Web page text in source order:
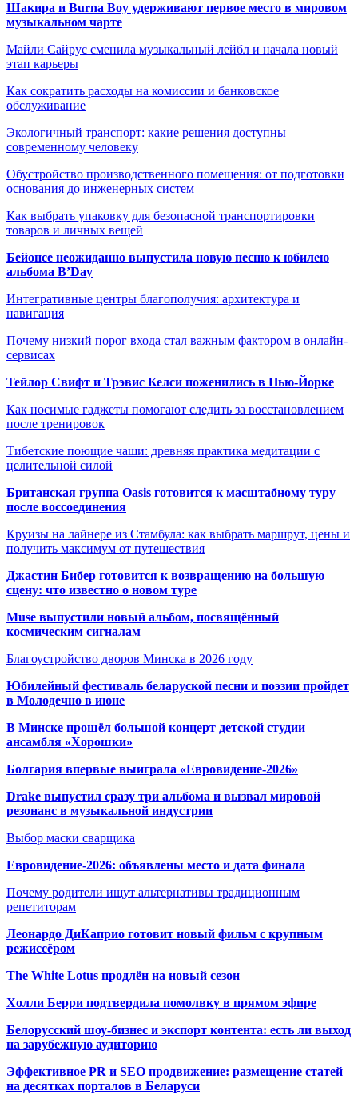
Шакира и Burna Boy удерживают первое место в мировом
музыкальном чарте
Майли Сайрус сменила музыкальный лейбл и начала новый
этап карьеры
Как сократить расходы на комиссии и банковское
обслуживание
Экологичный транспорт: какие решения доступны
современному человеку
Обустройство производственного помещения: от подготовки
основания до инженерных систем
Как выбрать упаковку для безопасной транспортировки
товаров и личных вещей
Бейонсе неожиданно выпустила новую песню к юбилею
альбома B’Day
Интегративные центры благополучия: архитектура и
навигация
Почему низкий порог входа стал важным фактором в онлайн-
сервисах
Тейлор Свифт и Трэвис Келси поженились в Нью-Йорке
Как носимые гаджеты помогают следить за восстановлением
после тренировок
Тибетские поющие чаши: древняя практика медитации с
целительной силой
Британская группа Oasis готовится к масштабному туру
после воссоединения
Круизы на лайнере из Стамбула: как выбрать маршрут, цены и
получить максимум от путешествия
Джастин Бибер готовится к возвращению на большую
сцену: что известно о новом туре
Muse выпустили новый альбом, посвящённый
космическим сигналам
Благоустройство дворов Минска в 2026 году
Юбилейный фестиваль беларуской песни и поэзии пройдет
в Молодечно в июне
В Минске прошёл большой концерт детской студии
ансамбля «Хорошки»
Болгария впервые выиграла «Евровидение-2026»
Drake выпустил сразу три альбома и вызвал мировой
резонанс в музыкальной индустрии
Выбор маски сварщика
Евровидение-2026: объявлены место и дата финала
Почему родители ищут альтернативы традиционным
репетиторам
Леонардо ДиКаприо готовит новый фильм с крупным
режиссёром
The White Lotus продлён на новый сезон
Холли Берри подтвердила помолвку в прямом эфире
Белорусский шоу-бизнес и экспорт контента: есть ли выход
на зарубежную аудиторию
Эффективное PR и SEO продвижение: размещение статей
на десятках порталов в Беларуси